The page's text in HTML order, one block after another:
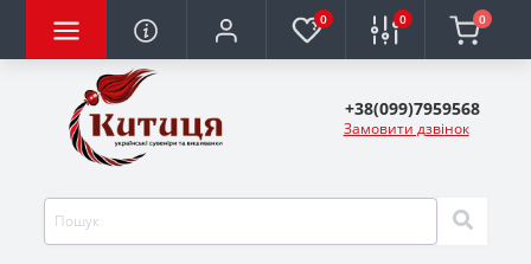
0 0 0
+38(099)7959568
Замовити дзвінок